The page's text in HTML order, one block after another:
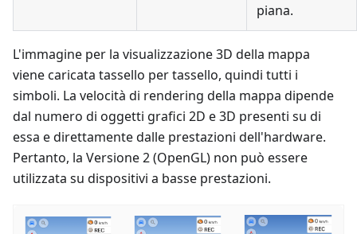
piana.
L'immagine per la visualizzazione 3D della mappa
viene caricata tassello per tassello, quindi tutti i
simboli. La velocità di rendering della mappa dipende
dal numero di oggetti grafici 2D e 3D presenti su di
essa e direttamente dalle prestazioni dell'hardware.
Pertanto, la Versione 2 (OpenGL) non può essere
utilizzata su dispositivi a basse prestazioni.